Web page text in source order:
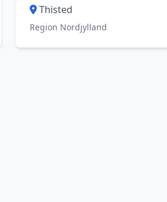
Thisted
Region Nordjylland